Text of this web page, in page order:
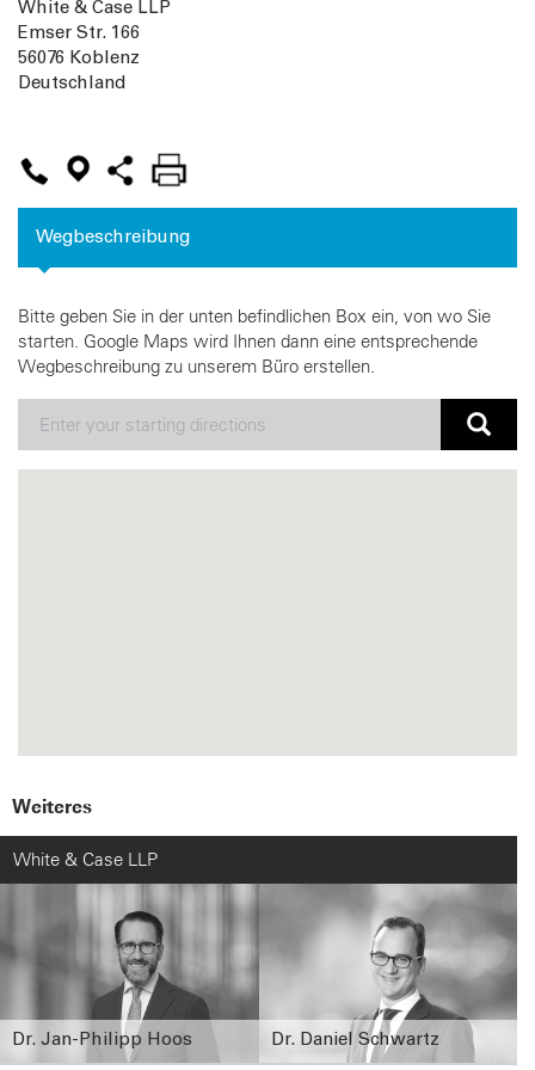
White & Case LLP
Emser Str. 166
56076 Koblenz
Deutschland
Wegbeschreibung
Bitte geben Sie in der unten befindlichen Box ein, von wo Sie
starten. Google Maps wird Ihnen dann eine entsprechende
Wegbeschreibung zu unserem Büro erstellen.
Weiteres
White & Case LLP
Dr. Jan-Philipp Hoos Dr. Daniel Schwartz